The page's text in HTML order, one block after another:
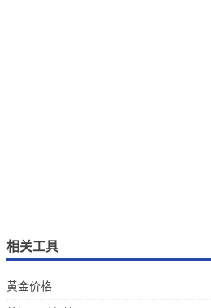
相关工具
黄金价格